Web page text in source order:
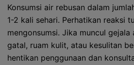
Konsumsi air rebusan dalam
1-2 kali sehari. Perhatikan reaksi
mengonsumsi. Jika muncul
gatal, ruam kulit, atau kesulitan
hentikan penggunaan dan